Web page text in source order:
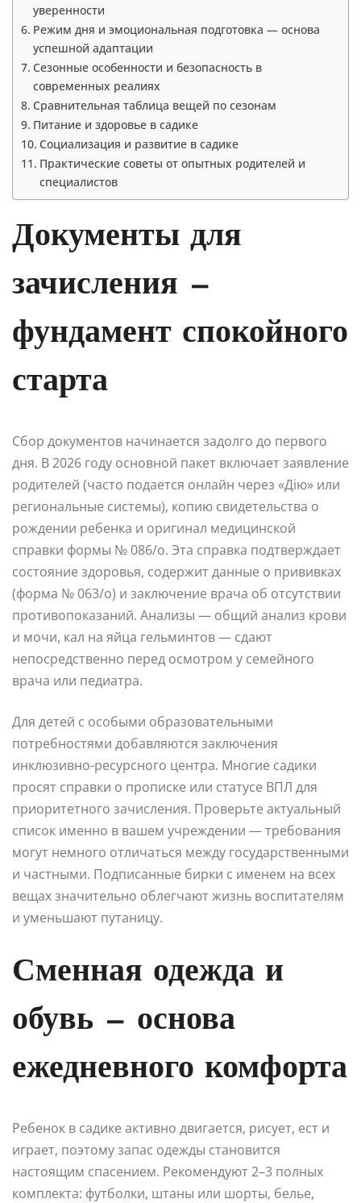
уверенности
Режим дня и эмоциональная подготовка — основа
успешной адаптации
Сезонные особенности и безопасность в
современных реалиях
Сравнительная таблица вещей по сезонам
Питание и здоровье в садике
Социализация и развитие в садике
Практические советы от опытных родителей и
специалистов
Документы для
зачисления —
фундамент спокойного
старта
Сбор документов начинается задолго до первого
дня. В 2026 году основной пакет включает заявление
родителей (часто подается онлайн через «Дію» или
региональные системы), копию свидетельства о
рождении ребенка и оригинал медицинской
справки формы № 086/о. Эта справка подтверждает
состояние здоровья, содержит данные о прививках
(форма № 063/о) и заключение врача об отсутствии
противопоказаний. Анализы — общий анализ крови
и мочи, кал на яйца гельминтов — сдают
непосредственно перед осмотром у семейного
врача или педиатра.
Для детей с особыми образовательными
потребностями добавляются заключения
инклюзивно-ресурсного центра. Многие садики
просят справки о прописке или статусе ВПЛ для
приоритетного зачисления. Проверьте актуальный
список именно в вашем учреждении — требования
могут немного отличаться между государственными
и частными. Подписанные бирки с именем на всех
вещах значительно облегчают жизнь воспитателям
и уменьшают путаницу.
Сменная одежда и
обувь — основа
ежедневного комфорта
Ребенок в садике активно двигается, рисует, ест и
играет, поэтому запас одежды становится
настоящим спасением. Рекомендуют 2–3 полных
комплекта: футболки, штаны или шорты, белье,